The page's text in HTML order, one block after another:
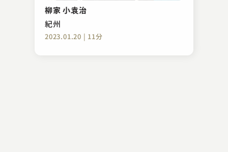
柳家 小袁治
紀州
2023.01.20 | 11分
親子酒
2023.12.15 | 17分